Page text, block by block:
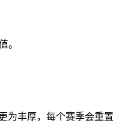
。
为丰厚，每个赛季会重置